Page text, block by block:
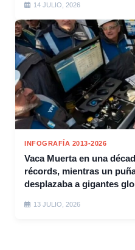
14 JULIO, 2026
INFOGRAFÍA 2013-2026
Vaca Muerta en una
récords, mientras un
desplazaba a gigantes
13 JULIO, 2026